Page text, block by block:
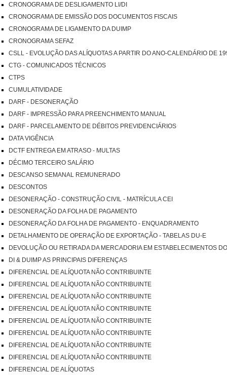
CRONOGRAMA DE DESLIGAMENTO LI/DI
CRONOGRAMA DE EMISSÃO DOS DOCUMENTOS FISCAIS
CRONOGRAMA DE LIGAMENTO DA DUIMP
CRONOGRAMA SEFAZ
CSLL - EVOLUÇÃO DAS ALÍQUOTAS A PARTIR DO ANO-CALENDÁRIO DE
CTG - COMUNICADOS TÉCNICOS
CTPS
CUMULATIVIDADE
DARF - DESONERAÇÃO
DARF - IMPRESSÃO PARA PREENCHIMENTO MANUAL
DARF - PARCELAMENTO DE DÉBITOS PREVIDENCIÁRIOS
DATA VIGÊNCIA
DCTF ENTREGA EM ATRASO - MULTAS
DÉCIMO TERCEIRO SALÁRIO
DESCANSO SEMANAL REMUNERADO
DESCONTOS
DESONERAÇÃO - CONSTRUÇÃO CIVIL - MATRÍCULA CEI
DESONERAÇÃO DA FOLHA DE PAGAMENTO
DESONERAÇÃO DA FOLHA DE PAGAMENTO - ENQUADRAMENTO
DETALHAMENTO DE OPERAÇÃO DE EXPORTAÇÃO - TABELAS DU-E
DEVOLUÇÃO OU RETIRADA DA MERCADORIA EM ESTABELECIMENTOS
DI & DUIMP AS PRINCIPAIS DIFERENÇAS
DIFERENCIAL DE ALÍQUOTA NÃO CONTRIBUINTE
DIFERENCIAL DE ALÍQUOTA NÃO CONTRIBUINTE
DIFERENCIAL DE ALÍQUOTA NÃO CONTRIBUINTE
DIFERENCIAL DE ALÍQUOTA NÃO CONTRIBUINTE
DIFERENCIAL DE ALÍQUOTA NÃO CONTRIBUINTE
DIFERENCIAL DE ALÍQUOTA NÃO CONTRIBUINTE
DIFERENCIAL DE ALÍQUOTA NÃO CONTRIBUINTE
DIFERENCIAL DE ALÍQUOTA NÃO CONTRIBUINTE
DIFERENCIAL DE ALÍQUOTAS